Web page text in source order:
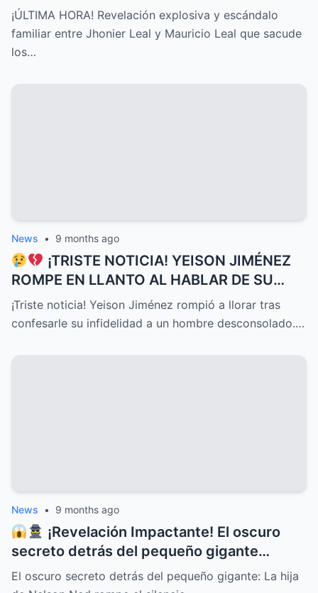
Mauricio Leal que sacude los cimientos de
su historia personal, secretos ocultos y
conflictos desgarradores que nadie
¡ÚLTIMA HORA! Revelación explosiva y escándalo
familiar entre Jhonier Leal y Mauricio Leal que sacude
los…
News • 9 months ago
¡TRISTE NOTICIA! YEISON JIMÉNEZ
ROMPE EN LLANTO AL HABLAR DE SU
DELICADO ESTADO DE SALUD HOY, UNA
CONFESIÓN QUE HA CONMOVIDO A
¡Triste noticia! Yeison Jiménez rompió a llorar tras
confesarle su infidelidad a un hombre desconsolado.…
News • 9 months ago
¡Revelación Impactante! El oscuro
secreto detrás del pequeño gigante
Nelson Ned sale a la luz cuando su hija
rompe el silencio y deja al mundo en shock
El oscuro secreto detrás del pequeño gigante: La hija